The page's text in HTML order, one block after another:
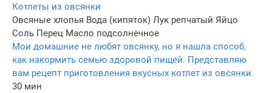
Котлеты из овсянки
Овсяные хлопья Вода (кипяток) Лук репчатый Яйцо
Соль Перец Масло подсолнечное
Мои домашние не любят овсянку, но я нашла способ,
как накормить семью здоровой пищей. Представляю
вам рецепт приготовления вкусных котлет из овсянки.
30 мин